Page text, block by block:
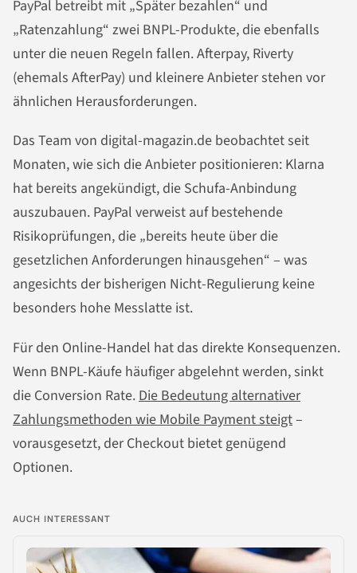
PayPal betreibt mit „Später bezahlen“ und
„Ratenzahlung“ zwei BNPL-Produkte, die ebenfalls
unter die neuen Regeln fallen. Afterpay, Riverty
(ehemals AfterPay) und kleinere Anbieter stehen vor
ähnlichen Herausforderungen.
Das Team von digital-magazin.de beobachtet seit
Monaten, wie sich die Anbieter positionieren: Klarna
hat bereits angekündigt, die Schufa-Anbindung
auszubauen. PayPal verweist auf bestehende
Risikoprüfungen, die „bereits heute über die
gesetzlichen Anforderungen hinausgehen“ – was
angesichts der bisherigen Nicht-Regulierung keine
besonders hohe Messlatte ist.
Für den Online-Handel hat das direkte Konsequenzen.
Wenn BNPL-Käufe häufiger abgelehnt werden, sinkt
die Conversion Rate.Die Bedeutung alternativer
Zahlungsmethoden wie Mobile Payment steigt–
vorausgesetzt, der Checkout bietet genügend
Optionen.
AUCH INTERESSANT